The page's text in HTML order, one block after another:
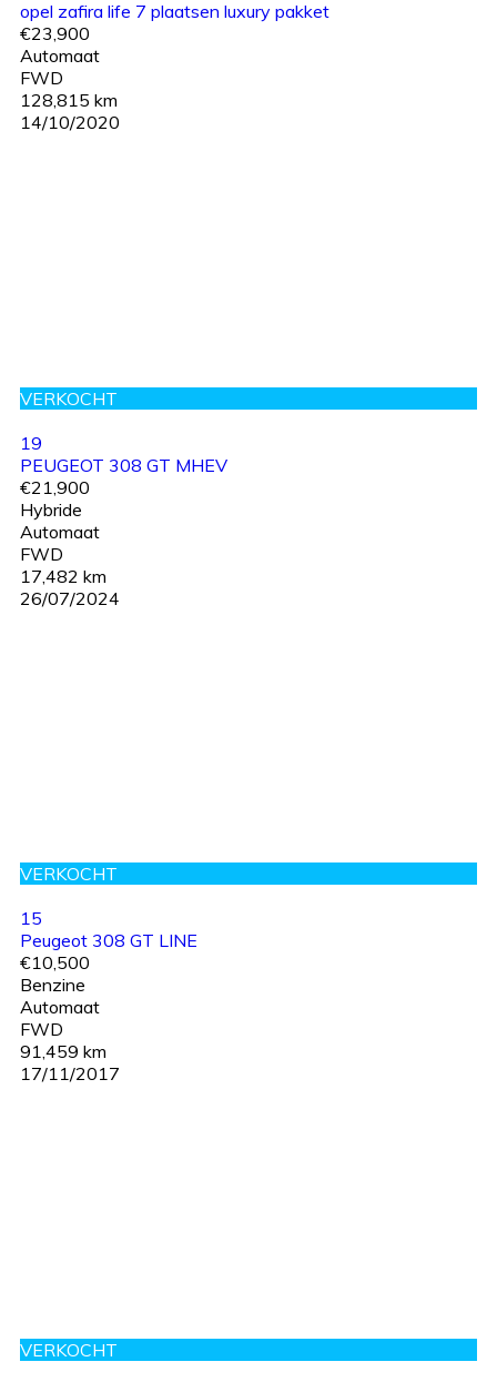
opel zafira life 7 plaatsen luxury pakket
€23,900
Automaat
FWD
128,815 km
14/10/2020
VERKOCHT
19
PEUGEOT 308 GT MHEV
€21,900
Hybride
Automaat
FWD
17,482 km
26/07/2024
VERKOCHT
15
Peugeot 308 GT LINE
€10,500
Benzine
Automaat
FWD
91,459 km
17/11/2017
VERKOCHT